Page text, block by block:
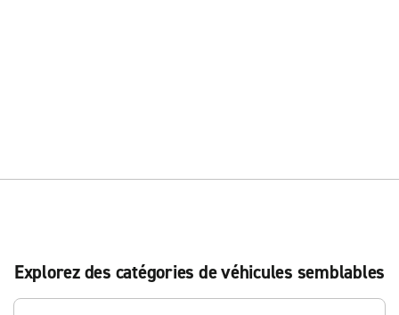
Explorez des catégories de véhicules semblables